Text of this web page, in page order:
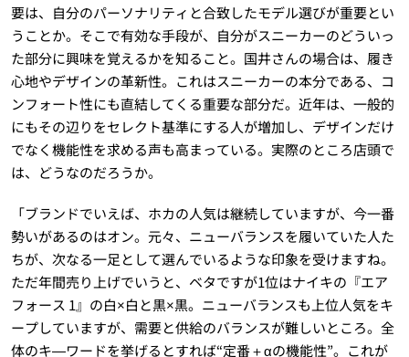
要は、自分のパーソナリティと合致したモデル選びが重要とい
うことか。そこで有効な手段が、自分がスニーカーのどういっ
た部分に興味を覚えるかを知ること。国井さんの場合は、履き
心地やデザインの革新性。これはスニーカーの本分である、コ
ンフォート性にも直結してくる重要な部分だ。近年は、一般的
にもその辺りをセレクト基準にする人が増加し、デザインだけ
でなく機能性を求める声も高まっている。実際のところ店頭で
は、どうなのだろうか。
「ブランドでいえば、ホカの人気は継続していますが、今一番
勢いがあるのはオン。元々、ニューバランスを履いていた人た
ちが、次なる一足として選んでいるような印象を受けますね。
ただ年間売り上げでいうと、ベタですが1位はナイキの『エア
フォース 1』の白×白と黒×黒。ニューバランスも上位人気をキ
ープしていますが、需要と供給のバランスが難しいところ。全
体のキ―ワードを挙げるとすれば“定番＋αの機能性”。これが